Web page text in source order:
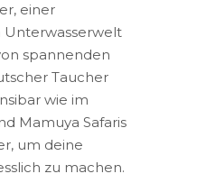
einer
spannenden
Taucher
wie im
Mamuya Safaris
um deine
zu machen.